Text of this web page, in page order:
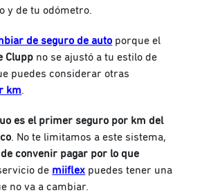
y de tu odómetro.
de seguro de auto porque el
Clupp no se ajustó a tu estilo de
puedes considerar otras
km.
es el primer seguro por km del
. No te limitamos a este sistema,
convenir pagar por lo que
de miiflex puedes tener una
no va a cambiar.